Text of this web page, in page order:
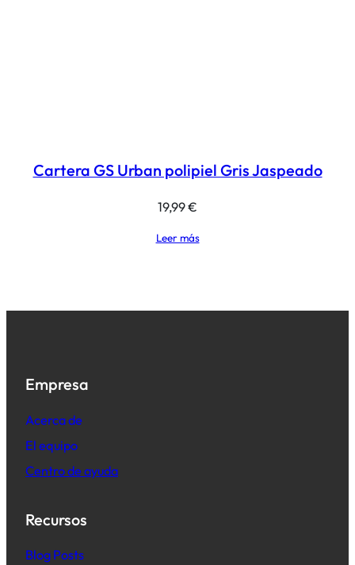
Cartera GS Urban polipiel Gris Jaspeado
19,99€
Leer más
Empresa
Acerca de
El equipo
Centro de ayuda
Recursos
Blog Posts